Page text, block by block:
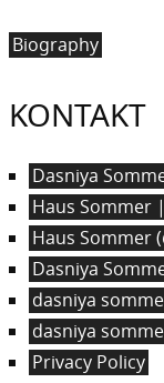
Biography
KONTAKT
Dasniya
Haus Sommer
Haus Sommer
Dasniya
dasniya
dasniya
Privacy Policy